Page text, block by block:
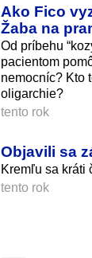
Ako Fico
Žaba na
Od príbehu
pacientom
nemocníc? Kto
oligarchie?
tento rok
Objavili sa
Kremľu sa kráti
tento rok